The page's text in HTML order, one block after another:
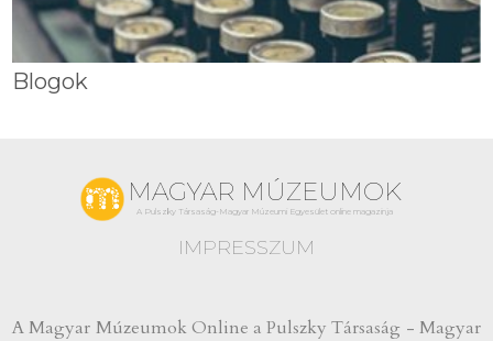
Blogok
MAGYAR MÚZEUMOK
A Pulszky Társaság-Magyar Múzeumi Egyesület online magazinja
IMPRESSZUM
A Magyar Múzeumok Online a Pulszky Társaság - Magyar